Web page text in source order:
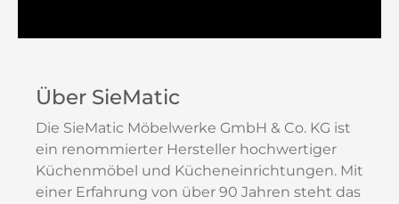
Über SieMatic
Die SieMatic Möbelwerke GmbH & Co. KG ist
ein renommierter Hersteller hochwertiger
Küchenmöbel und Kücheneinrichtungen. Mit
einer Erfahrung von über 90 Jahren steht das